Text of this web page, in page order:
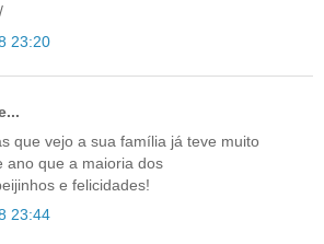
23:20
que vejo a sua família já teve muito
ano que a maioria dos
e felicidades!
23:44